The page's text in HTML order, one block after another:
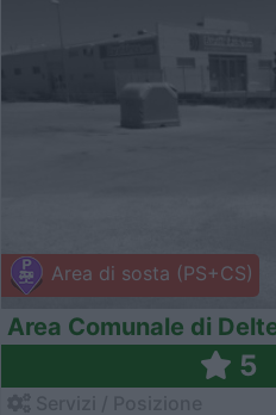
Area di sosta (PS+CS)
Area Comunale di
5